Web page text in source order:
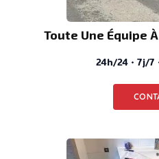
Toute Une Équipe
24h/24 · 7j/7